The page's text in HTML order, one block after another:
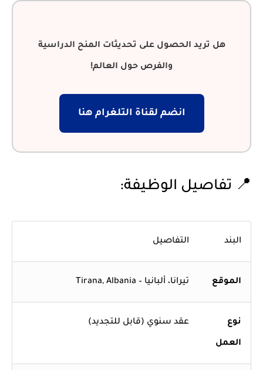
هل تريد الحصول على تحديثات المنح الدراسية
والفرص حول العالم!
انضم لقناة التلغرام هنا
📍 تفاصيل الوظيفة:
البند التفاصيل
الموقع تيرانا، ألبانيا – Tirana, Albania
نوع
العمل
عقد سنوي (قابل للتجديد)